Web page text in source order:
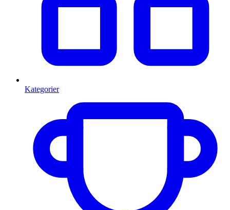
Kategorier